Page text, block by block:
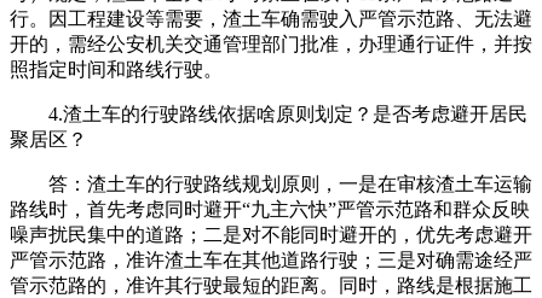
行。因工程建设等需要，渣土车确需驶入严管示范路、无法避
开的，需经公安机关交通管理部门批准，办理通行证件，并按
照指定时间和路线行驶。
4.渣土车的行驶路线依据啥原则划定？是否考虑避开居民
聚居区？
答：渣土车的行驶路线规划原则，一是在审核渣土车运输
路线时，首先考虑同时避开“九主六快”严管示范路和群众反映
噪声扰民集中的道路；二是对不能同时避开的，优先考虑避开
严管示范路，准许渣土车在其他道路行驶；三是对确需途经严
管示范路的，准许其行驶最短的距离。同时，路线是根据施工